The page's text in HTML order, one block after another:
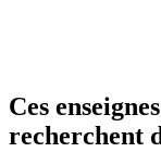
Ces
recherchent